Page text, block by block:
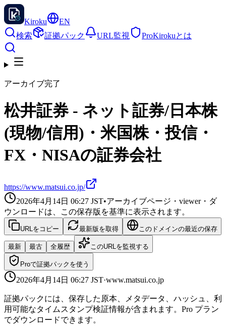
Kiroku
EN
検索
証拠パック URL監視 ProKirokuとは
アーカイブ完了
松井証券 - ネット証券/日本株
(現物/信用)・米国株・投信・
FX・NISAの証券会社
https://www.matsui.co.jp/
2026年4月14日 06:27 JST•アーカイブページ・viewer・ダ
ウンロードは、この保存版を基準に表示されます。
URLをコピー 最新版を取得 このドメインの最近の保存
最新 最古 全履歴 このURLを監視する
Proで証拠パックを使う
2026年4月14日 06:27 JST·www.matsui.co.jp
証拠パックには、保存した原本、メタデータ、ハッシュ、利
用可能なタイムスタンプ検証情報が含まれます。Pro プラン
でダウンロードできます。